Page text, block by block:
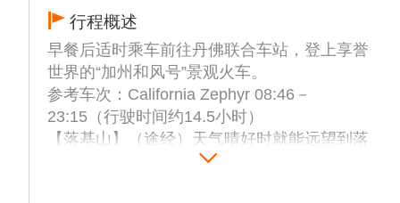
段航班，飞往丹佛国际机场。抵达后专人接机
前往酒店入住休息。
参考航班：待定（飞行时间约2.5小时）
行程概述
早餐后适时乘车前往丹佛联合车站，登上享誉
世界的“加州和风号”景观火车。
参考车次：California Zephyr 08:46－
23:15（行驶时间约14.5小时）
【落基山】（途经）天气晴好时就能远望到落
基山。接着列车将通过海拔约2900米的隧